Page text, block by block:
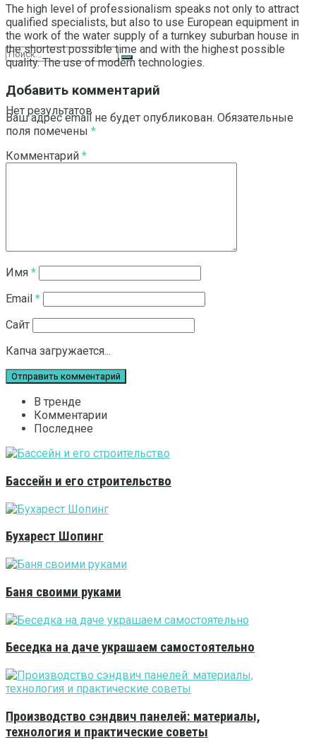
Нет результатов
Смотреть все результаты
The high level of professionalism speaks not only to attract
qualified specialists, but also to use European equipment in
the work of the water supply of a turnkey suburban house in
the shortest possible time and with the highest possible
quality.The use of modern technologies.
Добавить комментарий
Ваш адрес email не будет опубликован. Обязательные
поля помечены *
Комментарий *
Имя *
Email *
Сайт
Капча загружается...
В тренде
Комментарии
Последнее
Бассейн и его строительство
Бухарест Шопинг
Баня своими руками
Беседка на даче украшаем самостоятельно
Производство сэндвич панелей: материалы,
технология и практические советы